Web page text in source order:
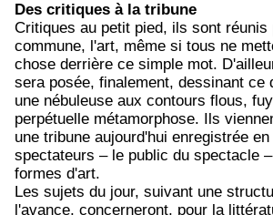
Des critiques à la tribune
Critiques au petit pied, ils sont réunis
commune, l'art, même si tous ne
chose derrière ce simple mot.
sera posée, finalement, dessinant ce
une nébuleuse aux contours flous,
perpétuelle métamorphose. Ils
une tribune aujourd'hui enregistrée
spectateurs – le public du spectacle
formes d'art.
Les sujets du jour, suivant une
l'avance, concerneront, pour la